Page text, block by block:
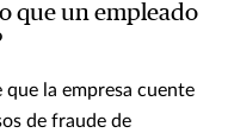
que un empleado
la empresa cuente
de fraude de